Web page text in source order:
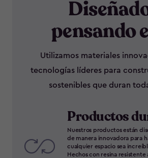
pensando
Utilizamos materiales
tecnologías líderes para
sostenibles que duran
Productos
Nuestros productos están
de manera innovadora para
cualquier espacio sea
Hechos con resina resistente